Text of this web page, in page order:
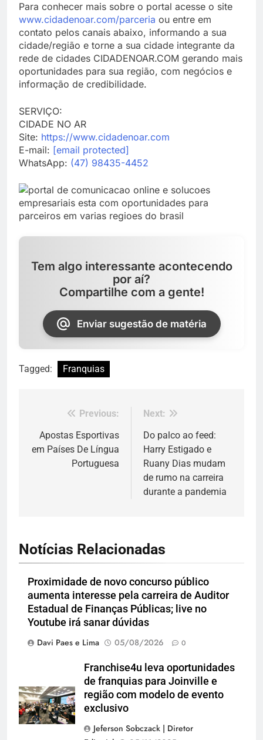
Para conhecer mais sobre o portal acesse o site
www.cidadenoar.com/parceria ou entre em
contato pelos canais abaixo, informando a sua
cidade/região e torne a sua cidade integrante da
rede de cidades CIDADENOAR.COM gerando mais
oportunidades para sua região, com negócios e
informação de credibilidade.
SERVIÇO:
CIDADE NO AR
Site: https://www.cidadenoar.com
E-mail: [email protected]
WhatsApp: (47) 98435-4452
Tem algo interessante acontecendo
por aí?
Compartilhe com a gente!
Enviar sugestão de matéria
Tagged: Franquias
Navegação
de
Previous:
Apostas Esportivas
em Países De Língua
Portuguesa
Next:
Do palco ao feed:
Harry Estigado e
Ruany Dias mudam
de rumo na carreira
durante a pandemia
Notícias Relacionadas
Proximidade de novo concurso público
aumenta interesse pela carreira de Auditor
Estadual de Finanças Públicas; live no
Youtube irá sanar dúvidas
Davi Paes e Lima
05/08/2026 0
Franchise4u leva oportunidades
de franquias para Joinville e
região com modelo de evento
exclusivo
Jeferson Sobczack | Diretor